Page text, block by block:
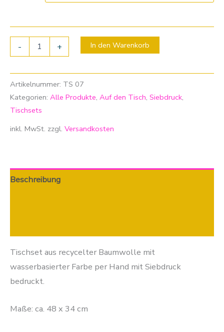
- + In den Warenkorb
Artikelnummer: TS 07
Kategorien: Alle Produkte, Auf den Tisch, Siebdruck,
Tischsets
inkl. MwSt. zzgl. Versandkosten
Beschreibung
Tischset aus recycelter Baumwolle mit
wasserbasierter Farbe per Hand mit Siebdruck
bedruckt.
Maße: ca. 48 x 34 cm